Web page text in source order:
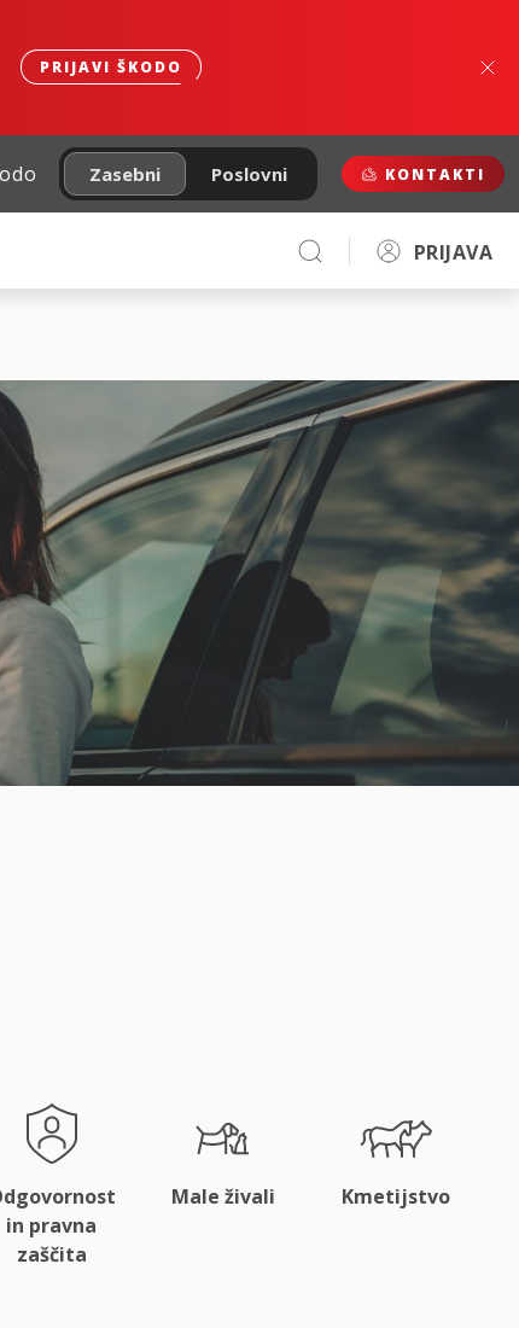
PRIJAVI ŠKODO
Zasebni Poslovni KONTAKTI
PRIJAVA
in pravna
zaščita
Male živali Kmetijstvo